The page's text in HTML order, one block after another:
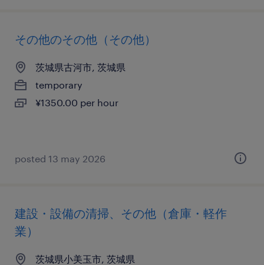
その他のその他（その他）
茨城県古河市, 茨城県
temporary
¥1350.00 per hour
posted 13 may 2026
建設・設備の清掃、その他（倉庫・軽作
業）
茨城県小美玉市, 茨城県